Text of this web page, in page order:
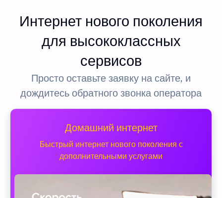
Интернет нового поколения
для высококлассных
сервисов
Просто оставьте заявку на сайте, и
дождитесь обратного звонка оператора
Домашний интернет
Быстрый интернет нового поколения с
дополнительными услугами